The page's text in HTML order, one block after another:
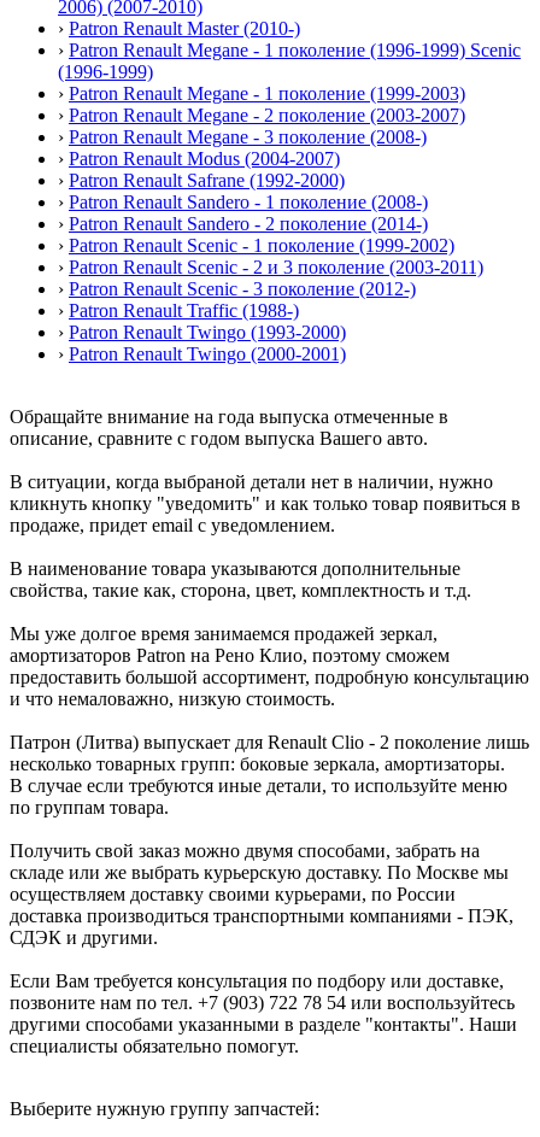
2006) (2007-2010)
› Patron Renault Master (2010-)
› Patron Renault Megane - 1 поколение (1996-1999) Scenic
(1996-1999)
› Patron Renault Megane - 1 поколение (1999-2003)
› Patron Renault Megane - 2 поколение (2003-2007)
› Patron Renault Megane - 3 поколение (2008-)
› Patron Renault Modus (2004-2007)
› Patron Renault Safrane (1992-2000)
› Patron Renault Sandero - 1 поколение (2008-)
› Patron Renault Sandero - 2 поколение (2014-)
› Patron Renault Scenic - 1 поколение (1999-2002)
› Patron Renault Scenic - 2 и 3 поколение (2003-2011)
› Patron Renault Scenic - 3 поколение (2012-)
› Patron Renault Traffic (1988-)
› Patron Renault Twingo (1993-2000)
› Patron Renault Twingo (2000-2001)
Обращайте внимание на года выпуска отмеченные в
описание, сравните с годом выпуска Вашего авто.
В ситуации, когда выбраной детали нет в наличии, нужно
кликнуть кнопку "уведомить" и как только товар появиться в
продаже, придет email с уведомлением.
В наименование товара указываются дополнительные
свойства, такие как, сторона, цвет, комплектность и т.д.
Мы уже долгое время занимаемся продажей зеркал,
амортизаторов Patron на Рено Клио, поэтому сможем
предоставить большой ассортимент, подробную консультацию
и что немаловажно, низкую стоимость.
Патрон (Литва) выпускает для Renault Clio - 2 поколение лишь
несколько товарных групп: боковые зеркала, амортизаторы.
В случае если требуются иные детали, то используйте меню
по группам товара.
Получить свой заказ можно двумя способами, забрать на
складе или же выбрать курьерскую доставку. По Москве мы
осуществляем доставку своими курьерами, по России
доставка производиться транспортными компаниями - ПЭК,
СДЭК и другими.
Если Вам требуется консультация по подбору или доставке,
позвоните нам по тел. +7 (903) 722 78 54 или воспользуйтесь
другими способами указанными в разделе "контакты". Наши
специалисты обязательно помогут.
Выберите нужную группу запчастей: